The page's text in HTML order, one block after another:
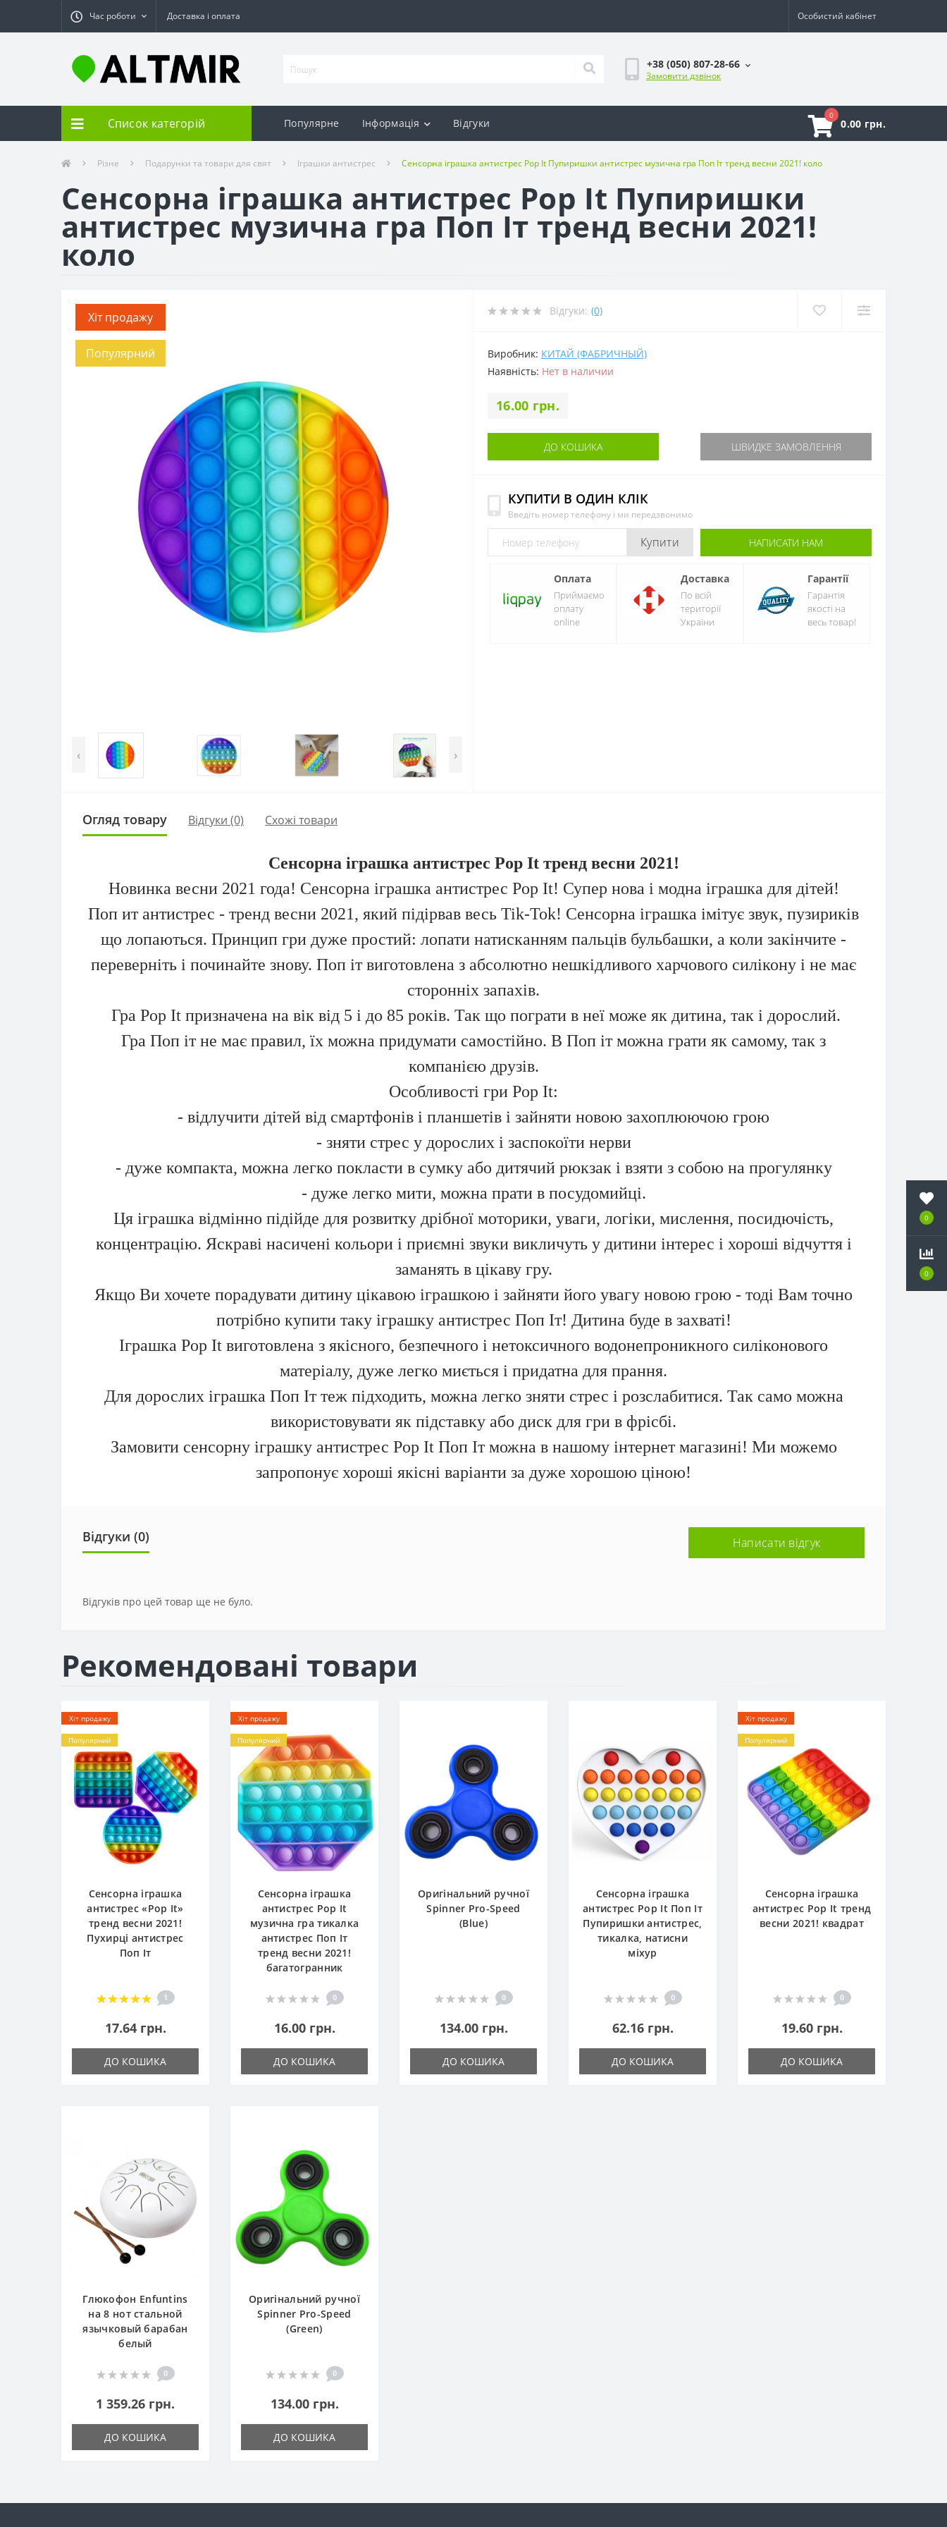
0
0
Час роботи Доставка і оплата Особистий кабінет
+38 (050) 807-28-66
Замовити дзвінок
Список категорій Популярне Інформація Відгуки
0
0.00 грн.
Різне Подарунки та товари для свят Іграшки антистрес Сенсорна іграшка антистрес Pop It Пупиришки антистрес музична гра Поп Іт тренд весни 2021! коло
Сенсорна іграшка антистрес Pop It Пупиришки
антистрес музична гра Поп Іт тренд весни 2021!
коло
Хіт продажу
Популярний
‹ ›
Відгуки: (0)
Виробник: КИТАЙ (ФАБРИЧНЫЙ)
Наявність: Нет в наличии
16.00 грн.
ДО КОШИКА ШВИДКЕ ЗАМОВЛЕННЯ
КУПИТИ В ОДИН КЛІК
Введіть номер телефону і ми передзвонимо
Купити НАПИСАТИ НАМ
Оплата
Приймаємо
оплату
online
Доставка
По всій
території
України
Гарантії
Гарантія
якості на
весь товар!
Огляд товару Відгуки (0) Схожі товари
Сенсорна іграшка антистрес Pop It тренд весни 2021!
Новинка весни 2021 года! Сенсорна іграшка антистрес Pop It! Супер нова і модна іграшка для дітей!
Поп ит антистрес - тренд весни 2021, який підірвав весь Tik-Tok! Сенсорна іграшка імітує звук, пузириків
що лопаються. Принцип гри дуже простий: лопати натисканням пальців бульбашки, а коли закінчите -
переверніть і починайте знову. Поп іт виготовлена ​​з абсолютно нешкідливого харчового силікону і не має
сторонніх запахів.
Гра Pop It призначена на вік від 5 і до 85 років. Так що пограти в неї може як дитина, так і дорослий.
Гра Поп іт не має правил, їх можна придумати самостійно. В Поп іт можна грати як самому, так з
компанією друзів.
Особливості гри Pop It:
- відлучити дітей від смартфонів і планшетів і зайняти новою захоплюючою грою
- зняти стрес у дорослих і заспокоїти нерви
- дуже компакта, можна легко покласти в сумку або дитячий рюкзак і взяти з собою на прогулянку
- дуже легко мити, можна прати в посудомийці.
Ця іграшка відмінно підійде для розвитку дрібної моторики, уваги, логіки, мислення, посидючість,
концентрацію. Яскраві насичені кольори і приємні звуки викличуть у дитини інтерес і хороші відчуття і
заманять в цікаву гру.
Якщо Ви хочете порадувати дитину цікавою іграшкою і зайняти його увагу новою грою - тоді Вам точно
потрібно купити таку іграшку антистрес Поп Іт! Дитина буде в захваті!
Іграшка Pop It виготовлена ​​з якісного, безпечного і нетоксичного водонепроникного силіконового
матеріалу, дуже легко миється і придатна для прання.
Для дорослих іграшка Поп Іт теж підходить, можна легко зняти стрес і розслабитися. Так само можна
використовувати як підставку або диск для гри в фрісбі.
Замовити сенсорну іграшку антистрес Pop It Поп Іт можна в нашому інтернет магазині! Ми можемо
запропонує хороші якісні варіанти за дуже хорошою ціною!
Відгуки (0) Написати відгук
Відгуків про цей товар ще не було.
Рекомендовані товари
Хіт продажу
Популярний
Сенсорна іграшка
антистрес «Pop It»
тренд весни 2021!
Пухирці антистрес
Поп Іт
1
17.64 грн.
ДО КОШИКА
Хіт продажу
Популярний
Сенсорна іграшка
антистрес Pop It
музична гра тикалка
антистрес Поп Іт
тренд весни 2021!
багатогранник
0
16.00 грн.
ДО КОШИКА
Оригінальний ручної
Spinner Pro-Speed
(Blue)
0
134.00 грн.
ДО КОШИКА
Сенсорна іграшка
антистрес Pop It Поп Іт
Пупиришки антистрес,
тикалка, натисни
міхур
0
62.16 грн.
ДО КОШИКА
Хіт продажу
Популярний
Сенсорна іграшка
антистрес Pop It тренд
весни 2021! квадрат
0
19.60 грн.
ДО КОШИКА
Глюкофон Enfuntins
на 8 нот стальной
язычковый барабан
белый
0
1 359.26 грн.
ДО КОШИКА
Оригінальний ручної
Spinner Pro-Speed
(Green)
0
134.00 грн.
ДО КОШИКА